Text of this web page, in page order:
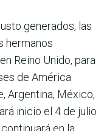
generados, las
hermanos
Reino Unido, para
de América
Argentina, México,
inicio el 4 de julio
en la